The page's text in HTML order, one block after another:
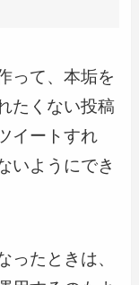
って、本垢を
たくない投稿
イートすれ
いようにでき
ったときは、